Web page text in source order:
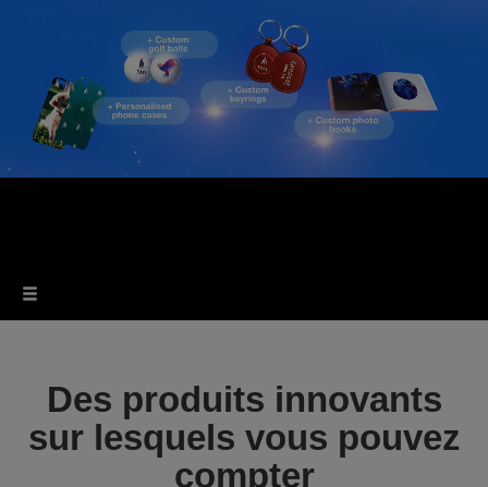
Des produits innovants
sur lesquels vous pouvez
compter